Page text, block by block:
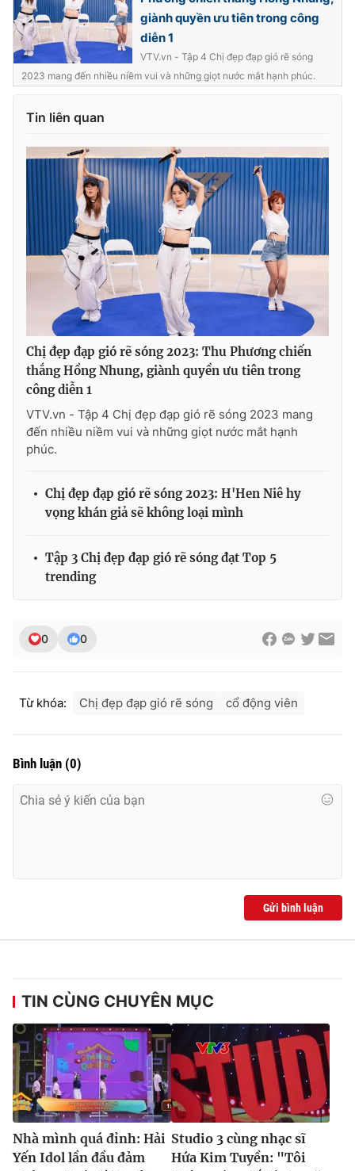
Ðiện thoại Thời báo VTV:
024.66 897 897
Email:toasoan@vtv.vn
Liên hệ quảng cáo: 024-7300.7108
® Cấm sao chép dưới mọi hình thức nếu không có sự chấp
thuận bằng văn bản. Ghi rõ nguồn VTV.vn khi phát hành lại
thông tin từ website này.
giành quyền ưu tiên trong công
diễn 1
VTV.vn - Tập 4 Chị đẹp đạp gió rẽ sóng
2023 mang đến nhiều niềm vui và những giọt nước mắt hạnh phúc.
Tin liên quan
Chị đẹp đạp gió rẽ sóng 2023: Thu Phương chiến
thắng Hồng Nhung, giành quyền ưu tiên trong
công diễn 1
VTV.vn - Tập 4 Chị đẹp đạp gió rẽ sóng 2023 mang
đến nhiều niềm vui và những giọt nước mắt hạnh
phúc.
Chị đẹp đạp gió rẽ sóng 2023: H'Hen Niê hy
vọng khán giả sẽ không loại mình
Tập 3 Chị đẹp đạp gió rẽ sóng đạt Top 5
trending
0 0
Từ khóa: Chị đẹp đạp gió rẽ sóng cổ động viên
Bình luận (0)
Gửi bình luận
TIN CÙNG CHUYÊN MỤC
Nhà mình quá đỉnh: Hải
Yến Idol lần đầu đảm
Studio 3 cùng nhạc sĩ
Hứa Kim Tuyền: "Tôi